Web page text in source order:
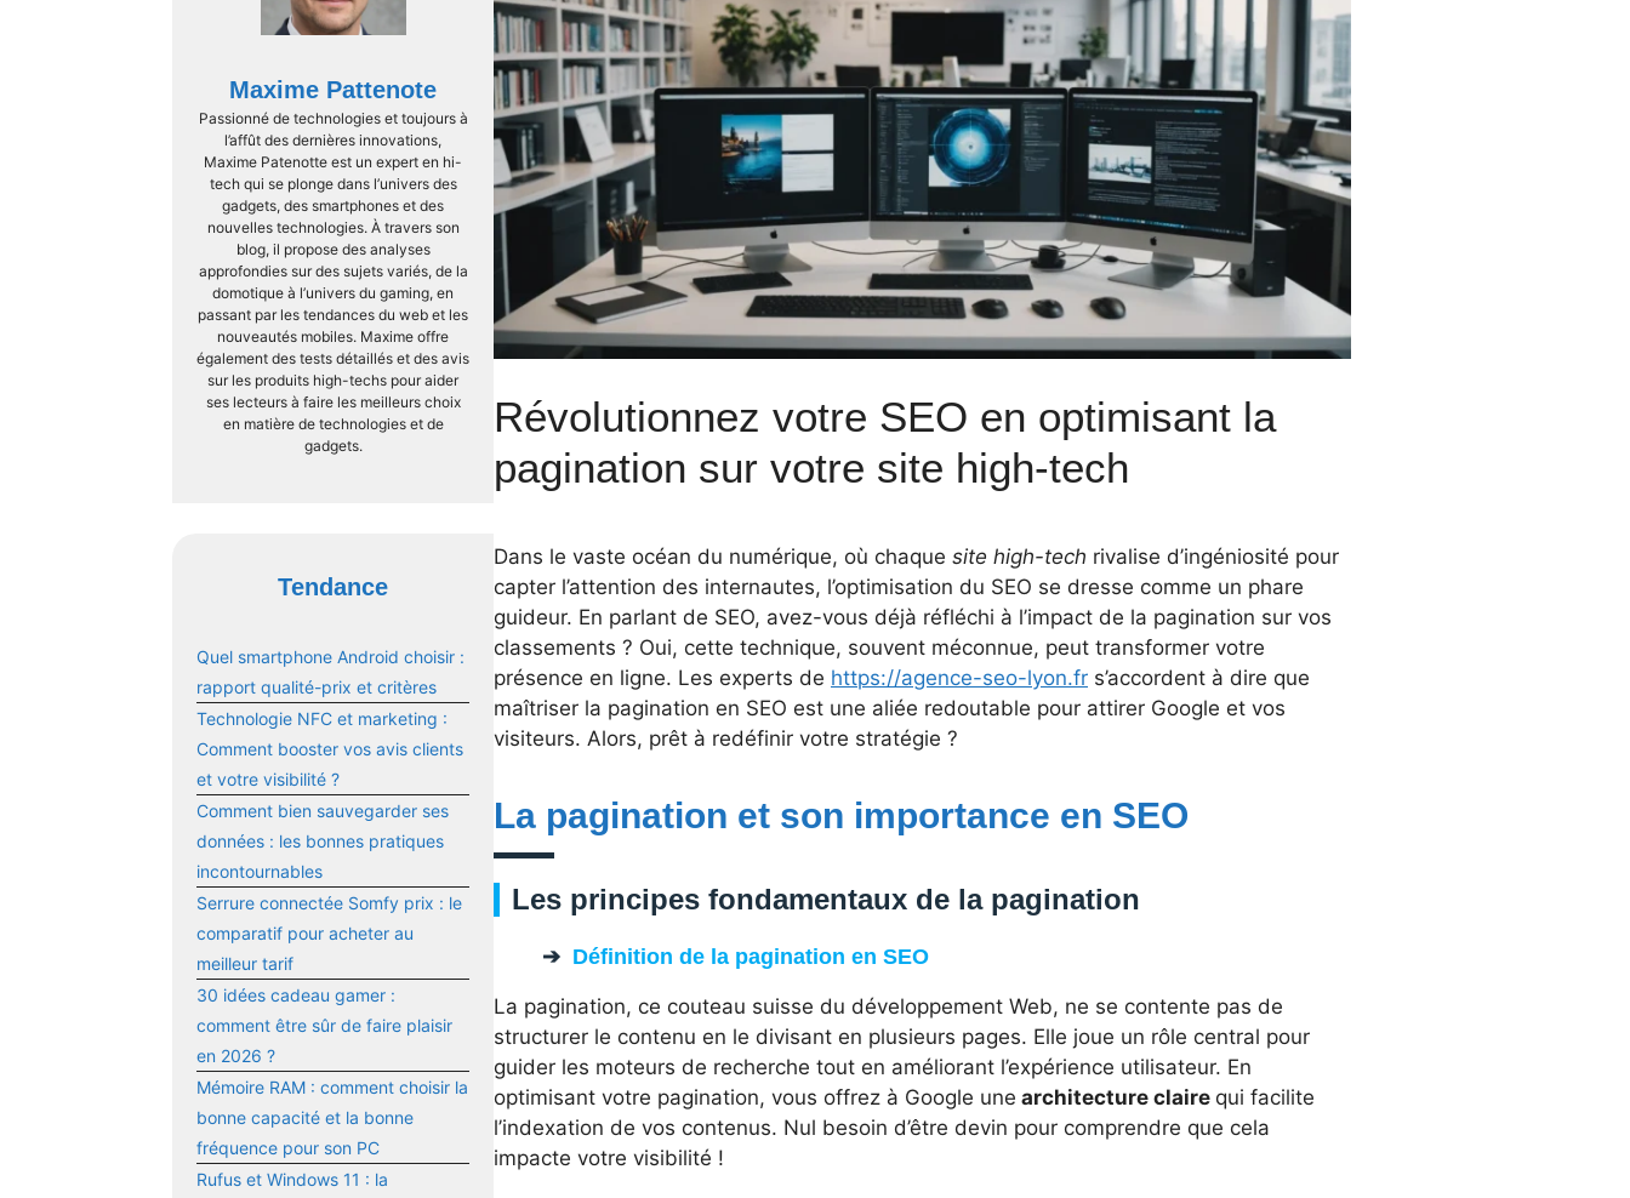
Maxime Pattenote
Passionné de technologies et toujours à
l’affût des dernières innovations,
Maxime Patenotte est un expert en hi-
tech qui se plonge dans l’univers des
gadgets, des smartphones et des
nouvelles technologies. À travers son
blog, il propose des analyses
approfondies sur des sujets variés, de la
domotique à l’univers du gaming, en
passant par les tendances du web et les
nouveautés mobiles. Maxime offre
également des tests détaillés et des avis
sur les produits high-techs pour aider
ses lecteurs à faire les meilleurs choix
en matière de technologies et de
gadgets.
Tendance
Quel smartphone Android choisir :
rapport qualité-prix et critères
Technologie NFC et marketing :
Comment booster vos avis clients
et votre visibilité ?
Comment bien sauvegarder ses
données : les bonnes pratiques
incontournables
Serrure connectée Somfy prix : le
comparatif pour acheter au
meilleur tarif
30 idées cadeau gamer :
comment être sûr de faire plaisir
en 2026 ?
Mémoire RAM : comment choisir la
bonne capacité et la bonne
fréquence pour son PC
Rufus et Windows 11 : la
Révolutionnez votre SEO en optimisant la
pagination sur votre site high-tech
Dans le vaste océan du numérique, où chaque site high-tech rivalise d’ingéniosité pour
capter l’attention des internautes, l’optimisation du SEO se dresse comme un phare
guideur. En parlant de SEO, avez-vous déjà réfléchi à l’impact de la pagination sur vos
classements ? Oui, cette technique, souvent méconnue, peut transformer votre
présence en ligne. Les experts de https://agence-seo-lyon.fr s’accordent à dire que
maîtriser la pagination en SEO est une aliée redoutable pour attirer Google et vos
visiteurs. Alors, prêt à redéfinir votre stratégie ?
La pagination et son importance en SEO
Les principes fondamentaux de la pagination
Définition de la pagination en SEO
La pagination, ce couteau suisse du développement Web, ne se contente pas de
structurer le contenu en le divisant en plusieurs pages. Elle joue un rôle central pour
guider les moteurs de recherche tout en améliorant l’expérience utilisateur. En
optimisant votre pagination, vous offrez à Google une architecture claire qui facilite
l’indexation de vos contenus. Nul besoin d’être devin pour comprendre que cela
impacte votre visibilité !